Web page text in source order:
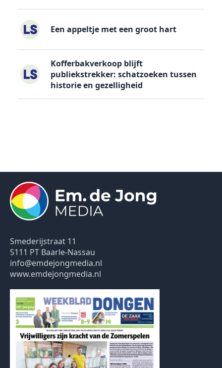
Een appeltje met een groot hart
Kofferbakverkoop blijft
publiekstrekker: schatzoeken tussen
historie en gezelligheid
Smederijstraat 11
5111 PT Baarle-Nassau
info@emdejongmedia.nl
www.emdejongmedia.nl